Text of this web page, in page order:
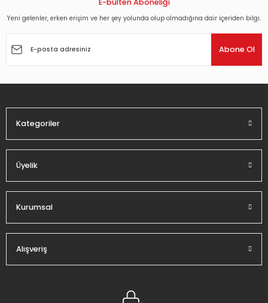
Ürün açıklamasında eksik bilgiler bulunuyor.
Yeni gelenler, erken erişim ve her şey yolunda olup olmadığına dair içeriden bilgi.
Abone Ol
Kategoriler
Üyelik
Kurumsal
Alışveriş